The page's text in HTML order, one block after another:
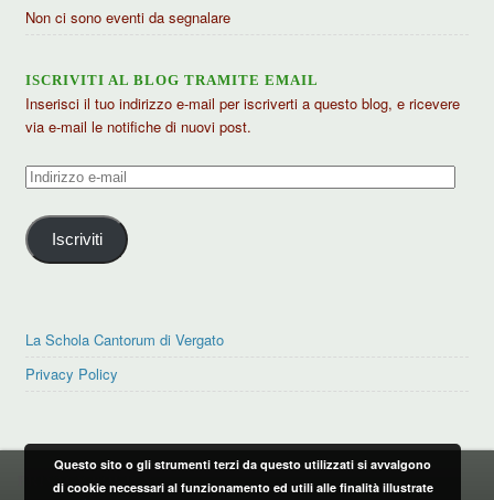
Non ci sono eventi da segnalare
ISCRIVITI AL BLOG TRAMITE EMAIL
Inserisci il tuo indirizzo e-mail per iscriverti a questo blog, e ricevere
via e-mail le notifiche di nuovi post.
Indirizzo
mail
Iscriviti
La Schola Cantorum di Vergato
Privacy Policy
PRIVACY POLICY
Questo sito o gli strumenti terzi da questo utilizzati si avvalgono
di cookie necessari al funzionamento ed utili alle finalità illustrate